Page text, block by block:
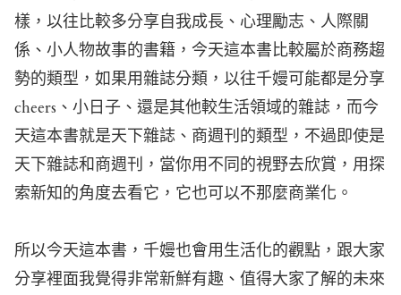
樣，以往比較多分享自我成長、心理勵志、人際關
係、小人物故事的書籍，今天這本書比較屬於商務趨
勢的類型，如果用雜誌分類，以往千嫚可能都是分享
cheers、小日子、還是其他較生活領域的雜誌，而今
天這本書就是天下雜誌、商週刊的類型，不過即使是
天下雜誌和商週刊，當你用不同的視野去欣賞，用探
索新知的角度去看它，它也可以不那麼商業化。
所以今天這本書，千嫚也會用生活化的觀點，跟大家
分享裡面我覺得非常新鮮有趣、值得大家了解的未來